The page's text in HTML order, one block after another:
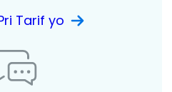
Tarif yo